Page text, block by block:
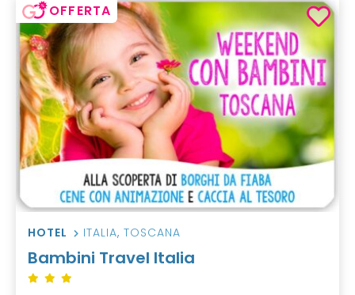
OFFERTA
HOTEL ITALIA, TOSCANA
Bambini Travel Italia